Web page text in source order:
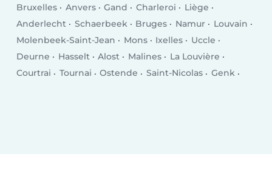
Bruxelles Anvers Gand Charleroi
Liège
Anderlecht
Schaerbeek Bruges Namur
Louvain
Molenbeek-Saint-Jean
Mons Ixelles
Uccle
Deurne
Hasselt Alost Malines
La Louvière
Courtrai
Tournai Ostende Saint-Nicolas
Genk